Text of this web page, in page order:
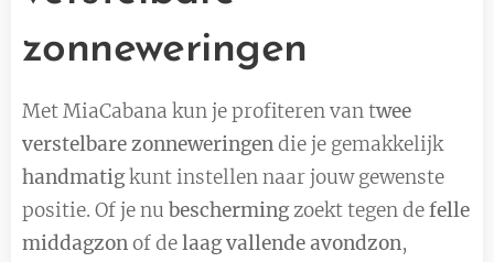
zonneweringen
Met MiaCabana kun je profiteren van twee
verstelbare zonneweringendie je gemakkelijk
handmatigkunt instellen naar jouw gewenste
positie. Of je nu beschermingzoekt tegen defelle
middagzonof delaag vallende avondzon,